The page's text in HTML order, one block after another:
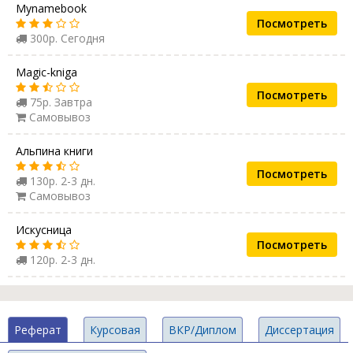
Mynamebook
300р. Сегодня
Посмотреть
Magic-kniga
75р. Завтра
Самовывоз
Посмотреть
Альпина книги
130р. 2-3 дн.
Самовывоз
Посмотреть
Искусница
120р. 2-3 дн.
Посмотреть
Реферат Курсовая ВКР/Диплом Диссертация